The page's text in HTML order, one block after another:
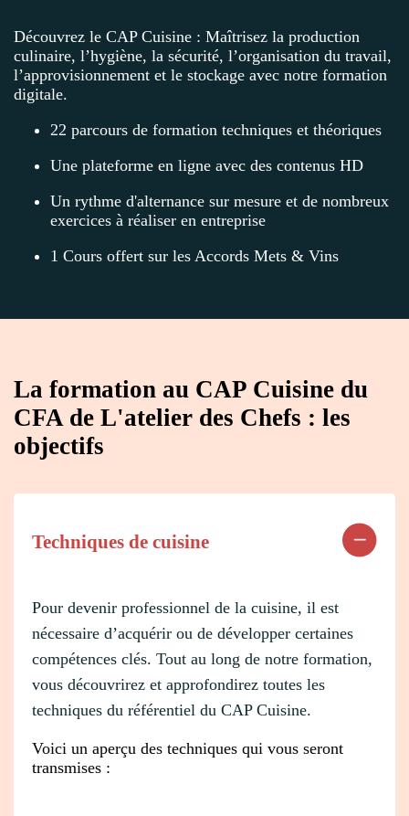
Découvrez le CAP Cuisine : Maîtrisez la production
culinaire, l’hygiène, la sécurité, l’organisation du travail,
l’approvisionnement et le stockage avec notre formation
digitale.
22 parcours de formation techniques et théoriques
Une plateforme en ligne avec des contenus HD
Un rythme d'alternance sur mesure et de nombreux
exercices à réaliser en entreprise
1 Cours offert sur les Accords Mets & Vins
La formation au CAP Cuisine du
CFA de L'atelier des Chefs : les
objectifs
Techniques de cuisine
Pour devenir professionnel de la cuisine, il est
nécessaire d’acquérir ou de développer certaines
compétences clés. Tout au long de notre formation,
vous découvrirez et approfondirez toutes les
techniques du référentiel du CAP Cuisine.
Voici un aperçu des techniques qui vous seront
transmises :